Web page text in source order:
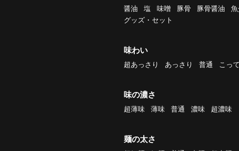
醤油 塩 味噌 豚骨 豚骨醤油
グッズ・セット
味わい
超あっさり あっさり 普通 こっ
味の濃さ
超薄味 薄味 普通 濃味 超濃味
麺の太さ